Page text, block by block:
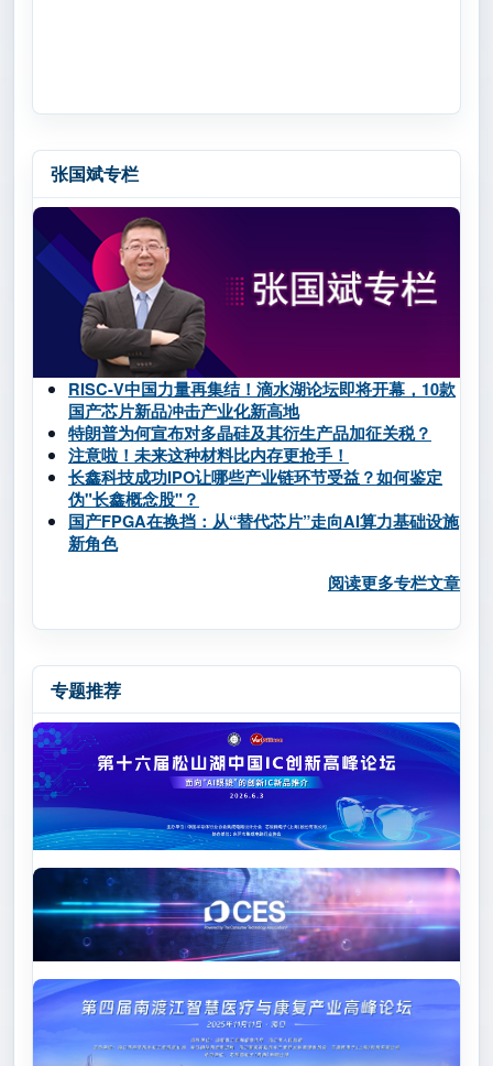
张国斌专栏
RISC-V中国力量再集结！滴水湖论坛即将开幕，10款
国产芯片新品冲击产业化新高地
特朗普为何宣布对多晶硅及其衍生产品加征关税？
注意啦！未来这种材料比内存更抢手！
长鑫科技成功IPO让哪些产业链环节受益？如何鉴定
伪"长鑫概念股"？
国产FPGA在换挡：从“替代芯片”走向AI算力基础设施
新角色
阅读更多专栏文章
专题推荐